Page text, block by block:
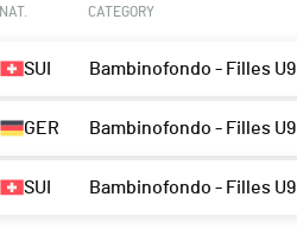
NAT. CATEGORY
SUI Bambinofondo - Filles U9
GER Bambinofondo - Filles U9
SUI Bambinofondo - Filles U9